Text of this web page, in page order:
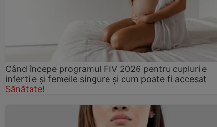
Când începe programul FIV 2026 pentru cuplurile
infertile şi femeile singure şi cum poate fi accesat
Sănătate!